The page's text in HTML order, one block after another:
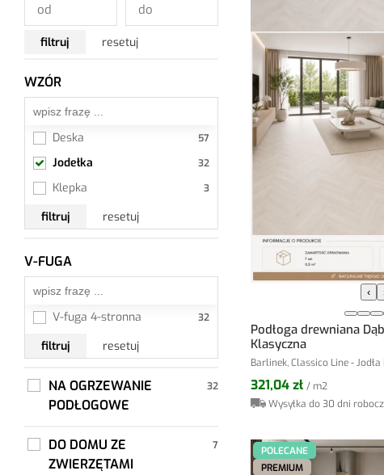
filtruj resetuj
WZÓR
Deska
Jodełka
Klepka
filtruj
resetuj
V-FUGA
V-fuga 4-stronna
filtruj
resetuj
NA OGRZEWANIE
PODŁOGOWE
DO DOMU ZE
ZWIERZĘTAMI
‹
Podłoga drewniana
Klasyczna
Barlinek, Classico Line -
321,04 zł / m2
Wysyłka do 30 dni
POLECANE
PREMIUM